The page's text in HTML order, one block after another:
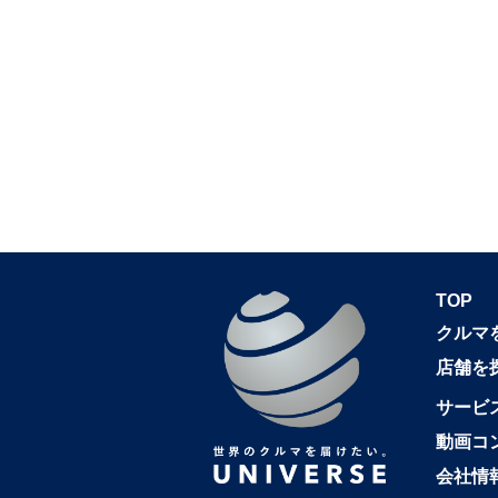
TOP
クルマ
店舗を
サービ
動画コ
会社情